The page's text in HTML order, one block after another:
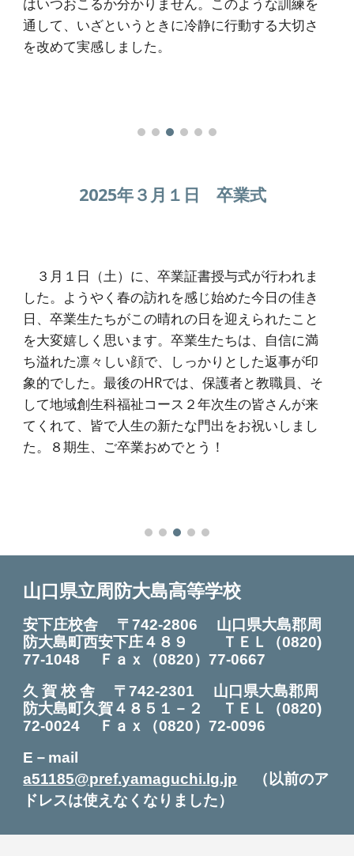
通して、いざというときに冷静に行動する大切さ
を改めて実感しました。
2025年３月１日 卒業式
３月１日（土）に、卒業証書授与式が行われま
した。ようやく春の訪れを感じ始めた今日の佳き
日、卒業生たちがこの晴れの日を迎えられたこと
を大変嬉しく思います。卒業生たちは、自信に満
ち溢れた凛々しい顔で、しっかりとした返事が印
象的でした。最後のHRでは、保護者と教職員、そ
して地域創生科福祉コース２年次生の皆さんが来
てくれて、皆で人生の新たな門出をお祝いしまし
た。８期生、ご卒業おめでとう！
山口県立周防大島高等学校
安下庄校舎 〒742-2806 山口県大島郡周
防大島町西安下庄４８９ ＴＥＬ
（0820)
77-1048 Ｆａｘ（0820）77-0667
久 賀 校 舎
〒742-2301
山口県大島郡周
防大島町久賀４８５１－２ ＴＥＬ（0820)
72-0024 Ｆ ａｘ（0820）72-0096
E－mail
a51185@pref.yamaguchi.lg.jp
（以前のア
ドレスは使えなくなりました）